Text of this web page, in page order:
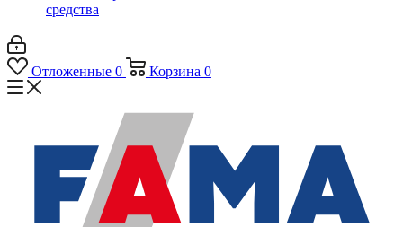
средства
Отложенные 0 Корзина 0